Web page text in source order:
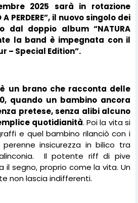
2025 sarà in rotazione
PERDERE”, il nuovo singolo dei
dal doppio album “NATURA
la band è impegnata con il
– Special Edition”.
un brano che racconta delle
quando un bambino ancora
pretese, senza alibi alcuno
quotidianità. Poi la vita si
e quel bambino rilanciò con i
insicurezza in bilico tra
Il potente riff di pive
il segno, proprio come la vita. Un
non lascia indifferenti.